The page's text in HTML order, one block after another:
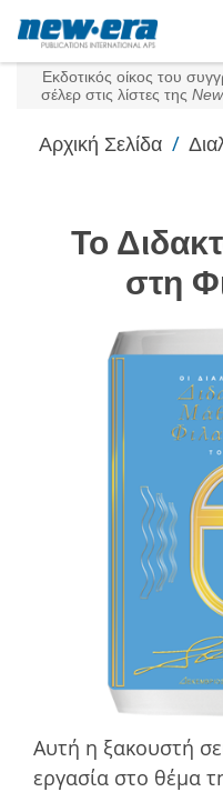
Εκδοτικός οίκος του
σέλερ στις λίστες της
Αρχική Σελίδα /
Το
στη
Αυτή η ξακουστή
εργασία στο θέµα